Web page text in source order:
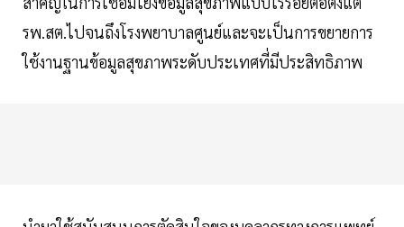
รพ.สต.ไปจนถึงโรงพยาบาลศูนย์และจะเป็นการขยายการ
ใช้งานฐานข้อมูลสุขภาพระดับประเทศที่มีประสิทธิภาพ